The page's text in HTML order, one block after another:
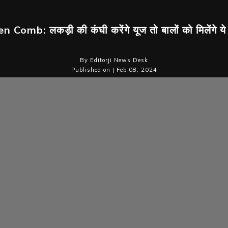
Comb: लकड़ी की कंघी करेंगे यूज तो बालों को मिलेंगे
By Editorji News Desk
Published on | Feb 08, 2024